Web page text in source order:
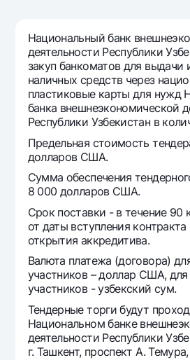
Для всех USD
Золотой депозит
Золотые слитки от НБУ
Серебряный депозит
Visa
Visa FIFA
Mastercard
Зарплатные
Garmin pay
Тарифы
Акции
Мобильное приложение
Часто задаваемые
Ищите по сайту
Найти
Полезные ссылки
Часто задаваемые вопросы
Пресс-центр
Офисы и банкоматы
Согласие на обработку
Национальный банк
деятельности Республики
закуп банкоматов для выдачи
наличных средств через
пластиковые карты для нужд
банка внешнеэкономической
Республики Узбекистан в
Предельная стоимость
долларов США.
Сумма обеспечения
8 000 долларов США.
Срок поставки - в течение 90
от даты вступления
открытия аккредитива.
Валюта платежа (договора)
участников – доллар США, для
участников - узбекский сум.
Тендерные торги будут
Национальном банке
деятельности Республики
г. Ташкент, проспект А. Темура,